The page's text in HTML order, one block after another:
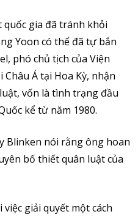
quốc gia đã tránh khỏi
Yoon có thể đã tự bắn
phó chủ tịch của Viện
Á tại Hoa Kỳ, nhận
vốn là tình trạng đầu
kể từ năm 1980.
Blinken nói rằng ông hoan
bố thiết quân luật của
giải quyết một cách